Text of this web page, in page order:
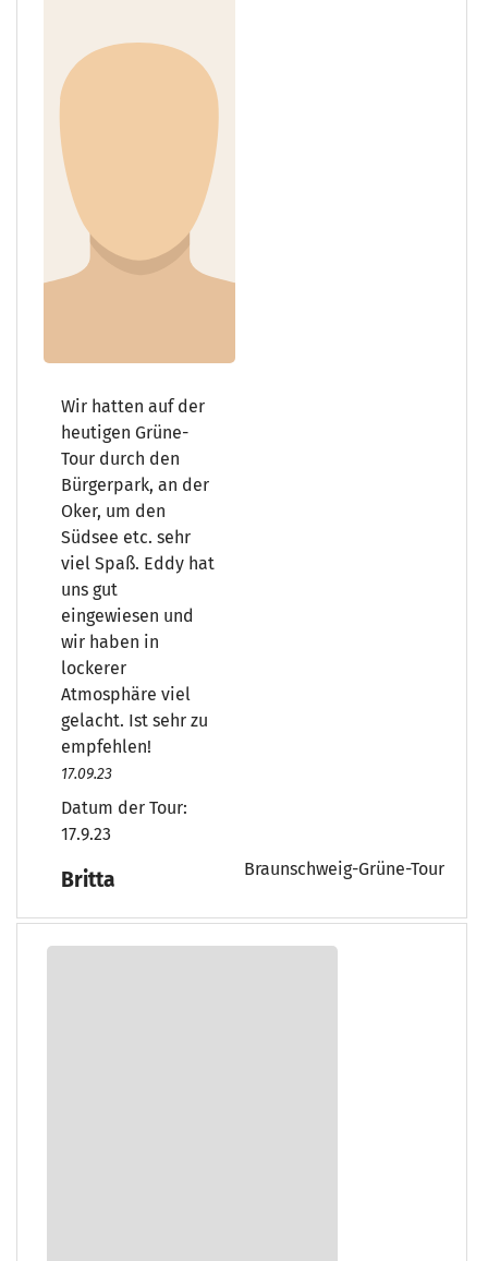
Wir hatten auf der
heutigen Grüne-
Tour durch den
Bürgerpark, an der
Oker, um den
Südsee etc. sehr
viel Spaß. Eddy hat
uns gut
eingewiesen und
wir haben in
lockerer
Atmosphäre viel
gelacht. Ist sehr zu
empfehlen!
17.09.23
Datum der Tour:
17.9.23
Britta Braunschweig-Grüne-Tour